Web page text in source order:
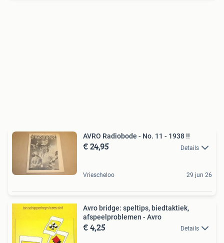
AVRO Radiobode - No. 11 - 1938 !!
€ 24,95 Details
Vriescheloo 29 jun 26
Avro bridge: speltips, biedtaktiek,
afspeelproblemen - Avro
€ 4,25 Details